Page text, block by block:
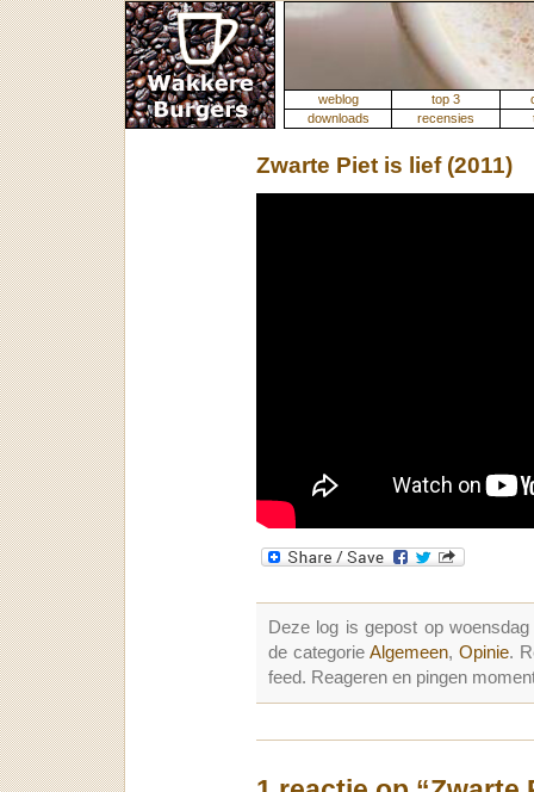
weblog top 3
downloads
recensies
Zwarte Piet is lief (2011)
Deze log is gepost op
de categorieAlgemeen,Opinie.
feed. Reageren en pingen